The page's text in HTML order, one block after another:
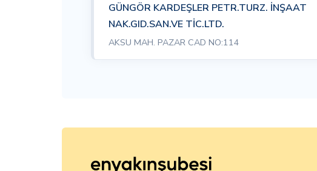
GÜNGÖR KARDEŞLER PETR.TURZ. İNŞAAT
NAK.GID.SAN.VE TİC.LTD.
AKSU MAH. PAZAR CAD NO:114